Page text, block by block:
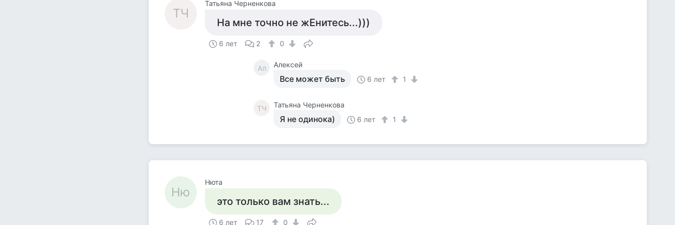
ТЧ
Татьяна Черненкова
На мне точно не жЕнитесь...)))
6 лет 2 0
Ал Алексей
Все может быть 6 лет 1
ТЧ Татьяна Черненкова
Я не одинока) 6 лет 1
Ню
Нюта
это только вам знать...
6 лет 17 0